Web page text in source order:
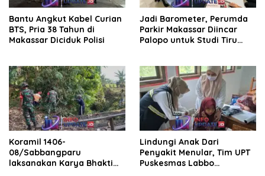
Bantu Angkut Kabel Curian
BTS, Pria 38 Tahun di
Makassar Diciduk Polisi
Jadi Barometer, Perumda
Parkir Makassar Diincar
Palopo untuk Studi Tiru
Koramil 1406-
08/Sabbangparu
laksanakan Karya Bhakti
Lindungi Anak Dari
Penyakit Menular, Tim UPT
Puskesmas Labbo